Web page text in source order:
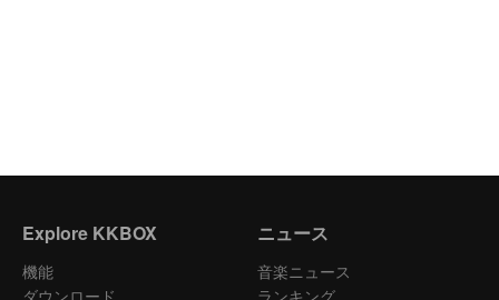
Explore KKBOX
機能
ダウンロード
ニュース
音楽ニュース
ランキング